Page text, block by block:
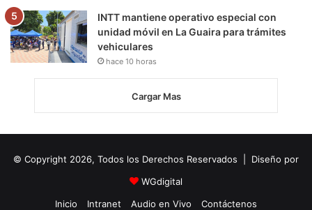
INTT mantiene operativo especial con
unidad móvil en La Guaira para trámites
vehiculares
hace 10 horas
Cargar Mas
© Copyright 2026, Todos los Derechos Reservados | Diseño por
WGdigital
Inicio
Intranet Audio en Vivo Contáctenos